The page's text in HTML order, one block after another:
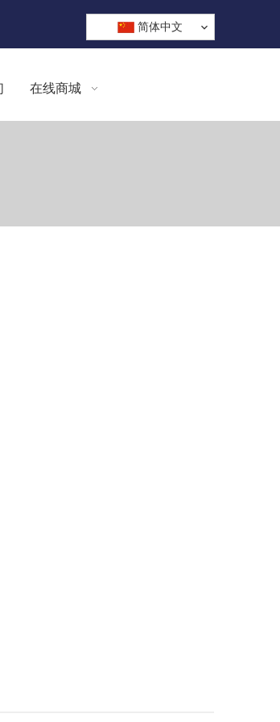
简体中文
在线商城